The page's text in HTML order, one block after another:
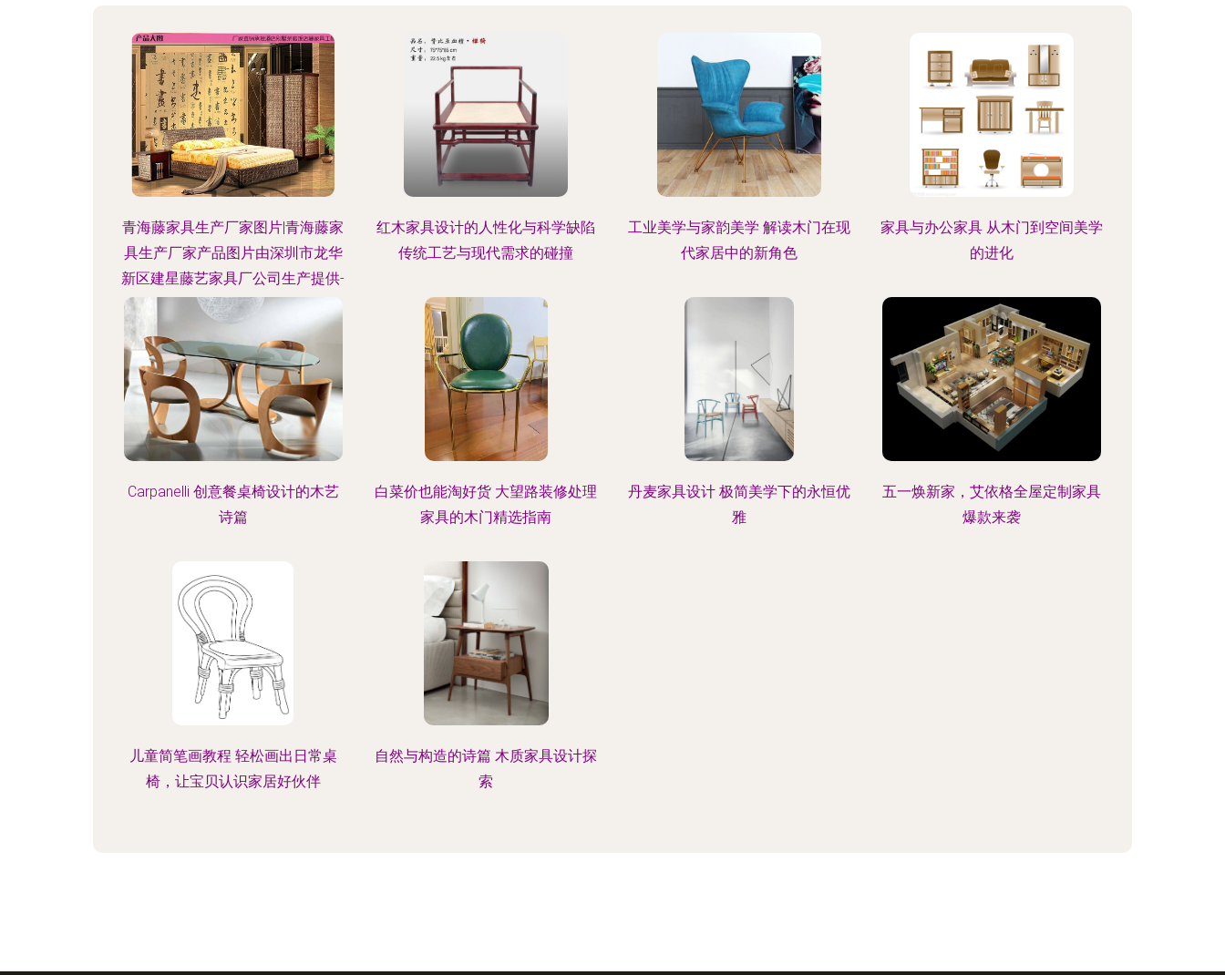
青海藤家具生产厂家图片|青海藤家
具生产厂家产品图片由深圳市龙华
新区建星藤艺家具厂公司生产提供-
红木家具设计的人性化与科学缺陷
传统工艺与现代需求的碰撞
工业美学与家韵美学 解读木门在现
代家居中的新角色
家具与办公家具 从木门到空间美学
的进化
Carpanelli 创意餐桌椅设计的木艺
诗篇
白菜价也能淘好货 大望路装修处理
家具的木门精选指南
丹麦家具设计 极简美学下的永恒优
雅
五一焕新家，艾依格全屋定制家具
爆款来袭
儿童简笔画教程 轻松画出日常桌
椅，让宝贝认识家居好伙伴
自然与构造的诗篇 木质家具设计探
索